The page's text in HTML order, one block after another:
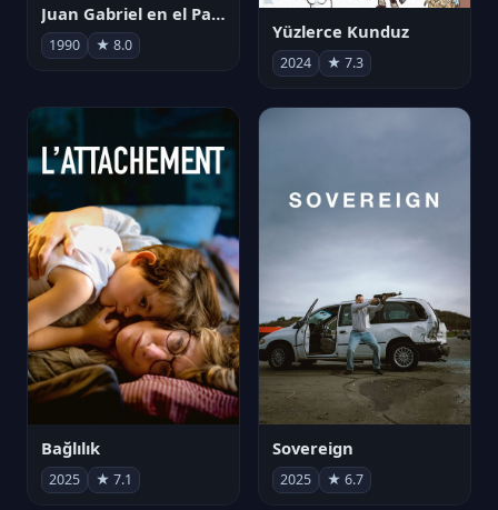
Juan Gabriel en el Palacio de Bellas Artes
1990 ★ 8.0
Yüzlerce Kunduz
2024 ★ 7.3
Bağlılık
2025 ★ 7.1
Sovereign
2025 ★ 6.7